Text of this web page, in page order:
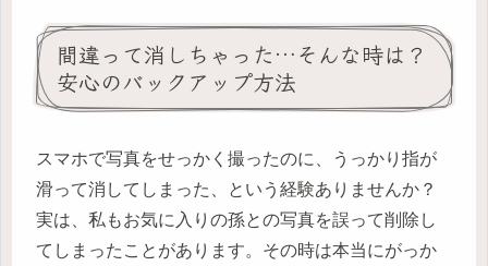
間違って消しちゃった…そんな時は？
安心のバックアップ方法
スマホで写真をせっかく撮ったのに、うっかり指が
滑って消してしまった、という経験ありませんか？
実は、私もお気に入りの孫との写真を誤って削除し
てしまったことがあります。その時は本当にがっか